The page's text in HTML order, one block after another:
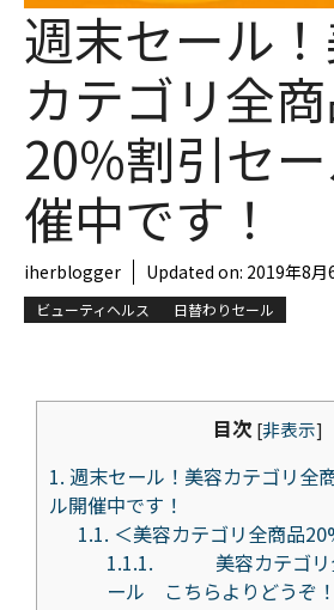
週末セール
カテゴリ全
20%割引セ
催中です！
iherblogger Updated on: 2019年8月
ビューティヘルス 日替わりセール
目次 [非表示]
1. 週末セール！美容カテゴリ全
ル開催中です！
1.1. ＜美容カテゴリ全商品
1.1.1. 美容カテゴリ全
ール こちらよりどうぞ！